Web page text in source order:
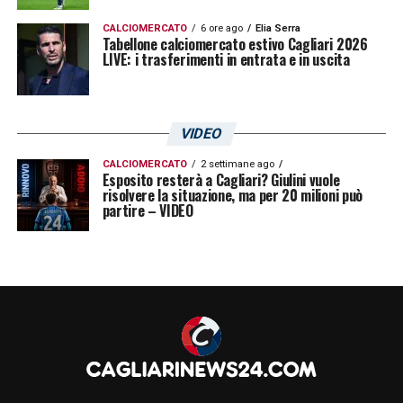
CAGLIARI, CHI RESTA E CHI PARTE
LA PLAYLIST DELLE NOSTRE TOP NEWS
CALCIOMERCATO 6 ore ago Elia Serra
Tabellone calciomercato estivo Cagliari 2026
LIVE: i trasferimenti in entrata e in uscita
VIDEO
CALCIOMERCATO 2 settimane ago
Esposito resterà a Cagliari? Giulini vuole
risolvere la situazione, ma per 20 milioni può
partire – VIDEO